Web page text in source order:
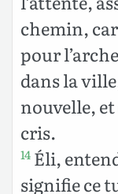
chemin,
pour
dans la
nouvelle,
cris.
14 Éli,
signifie ce